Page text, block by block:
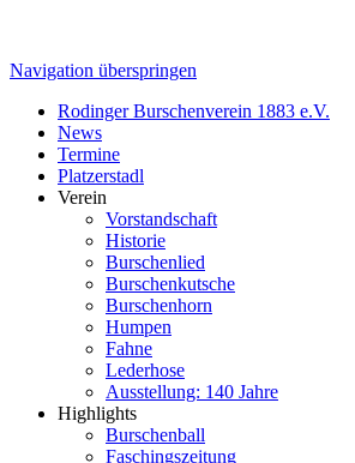
Navigation überspringen
Rodinger Burschenverein 1883 e.V.
News
Termine
Platzerstadl
Verein
Vorstandschaft
Historie
Burschenlied
Burschenkutsche
Burschenhorn
Humpen
Fahne
Lederhose
Ausstellung: 140 Jahre
Highlights
Burschenball
Faschingszeitung